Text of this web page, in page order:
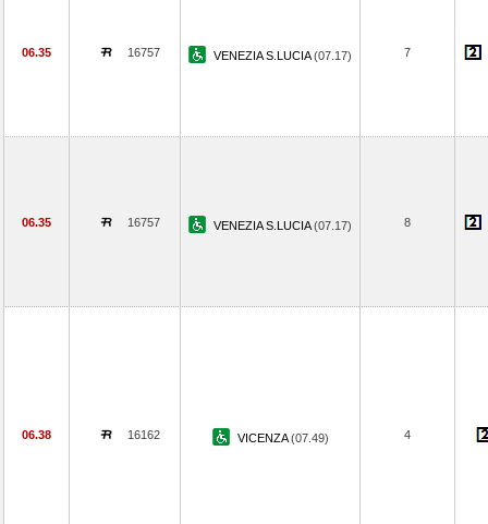
06.35 16757 VENEZIA S.LUCIA(07.17) 7
06.35 16757 VENEZIA S.LUCIA(07.17) 8
06.38 16162 VICENZA(07.49) 4